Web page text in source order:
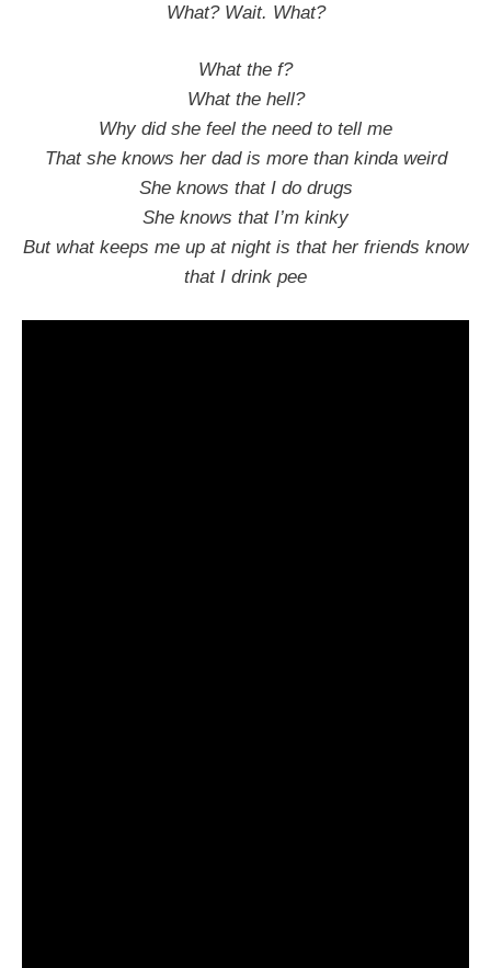
What? Wait. What?
What the f?
What the hell?
Why did she feel the need to tell me
That she knows her dad is more than kinda weird
She knows that I do drugs
She knows that I’m kinky
But what keeps me up at night is that her friends know
that I drink pee